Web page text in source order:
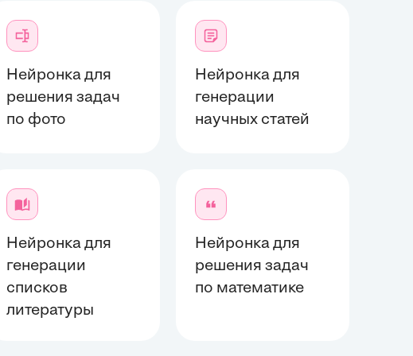
Нейронка для
решения задач
по фото
Нейронка для
генерации
научных статей
Нейронка для
генерации
списков
литературы
Нейронка для
решения задач
по математике